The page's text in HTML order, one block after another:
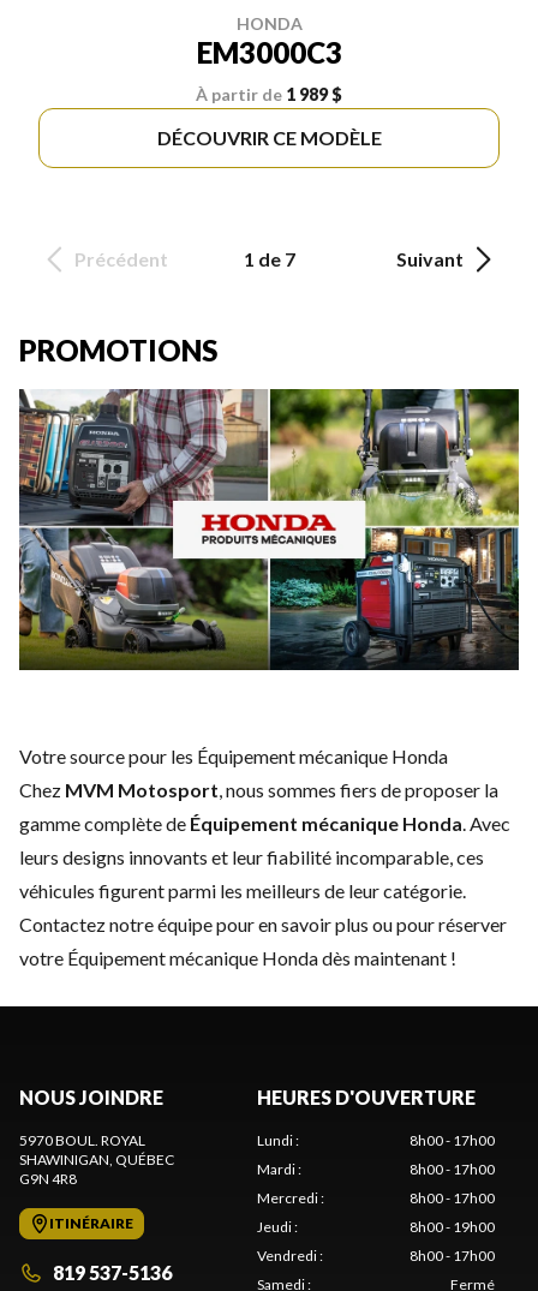
HONDA
EM3000C3
À partir de 1 989 $
DÉCOUVRIR CE MODÈLE
Précédent 1 de 7 Suivant
PROMOTIONS
Votre source pour les Équipement mécanique Honda
Chez MVM Motosport, nous sommes fiers de proposer la
gamme complète de Équipement mécanique Honda. Avec
leurs designs innovants et leur fiabilité incomparable, ces
véhicules figurent parmi les meilleurs de leur catégorie.
Contactez notre équipepour en savoir plus ou pour réserver
votre Équipement mécanique Honda dès maintenant !
NOUS JOINDRE
5970 BOUL. ROYAL
SHAWINIGAN, QUÉBEC
G9N 4R8
ITINÉRAIRE
819 537-5136
HEURES D'OUVERTURE
Lundi:
8h00 - 17h00
Mardi:
8h00 - 17h00
Mercredi:
8h00 - 17h00
Jeudi:
8h00 - 19h00
Vendredi:
8h00 - 17h00
Samedi: Fermé